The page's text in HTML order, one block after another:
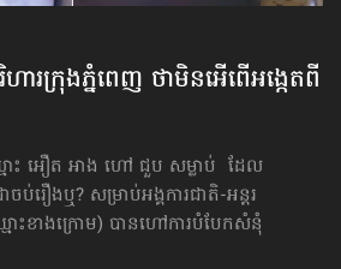
ារ​ក្រុងភ្នំពេញ ថាមិនអើពើ​អង្កេត​ពី
ោះ អឿត អាង ហៅ ជួប សម្លាប់ ដែល
ប់រឿងឬ? សម្រាប់អង្គការជាតិ-អន្តរ
ះខាងក្រោម) បានហៅការបំបែកសំនុំ